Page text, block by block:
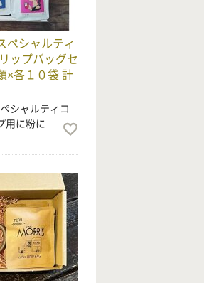
ペシャルティ
ップバッグセ
×各１０袋 計
シャルティコ
用に粉に…